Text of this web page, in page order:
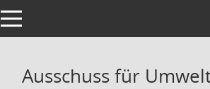
Toggle navigation
Ausschuss für